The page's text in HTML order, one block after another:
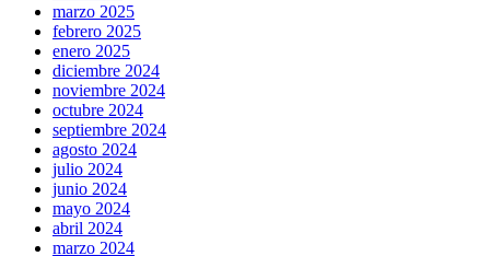
marzo 2025
febrero 2025
enero 2025
diciembre 2024
noviembre 2024
octubre 2024
septiembre 2024
agosto 2024
julio 2024
junio 2024
mayo 2024
abril 2024
marzo 2024